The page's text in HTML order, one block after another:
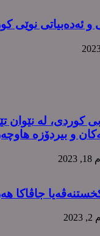
و ئەدەبیاتی نوێی
کوردی، لە نێوان
و بیردۆزە
جاڤاکا